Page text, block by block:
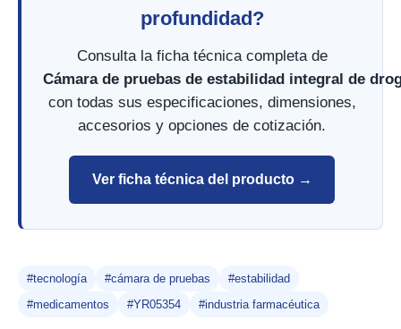
profundidad?
Consulta la ficha técnica completa de
Cámara de pruebas de estabilidad integral de
con todas sus especificaciones, dimensiones,
accesorios y opciones de cotización.
Ver ficha técnica del producto →
#tecnología #cámara de pruebas
#estabilidad
#medicamentos
#YR05354 #industria farmacéutica